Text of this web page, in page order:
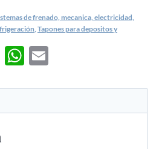
de frenado, mecanica, electricidad,
Tapones para depositos y
Messenger
WhatsApp